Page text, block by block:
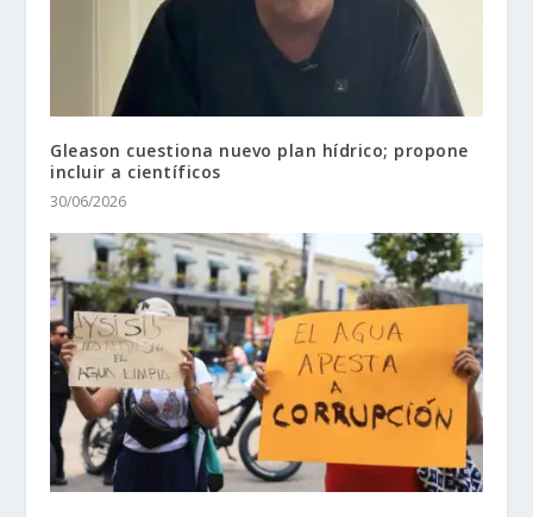
Gleason cuestiona nuevo plan hídrico; propone
incluir a científicos
30/06/2026